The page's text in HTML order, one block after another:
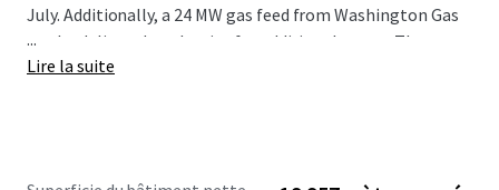
July. Additionally, a 24 MW gas feed from Washington Gas
can be delivered to the site for additional power. There are
three data halls in the facility (Computer Rooms 1-3) that
...
Lire la suite